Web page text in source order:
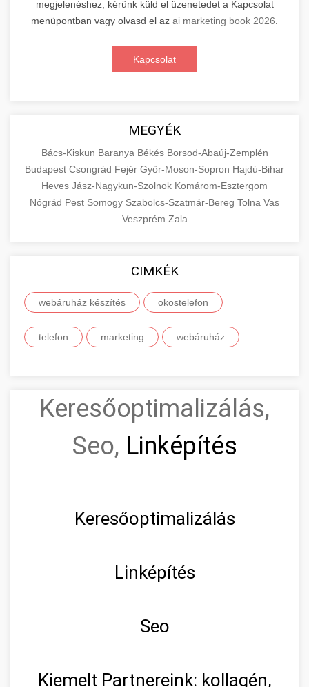
megjelenéshez, kérünk küld el üzenetedet a Kapcsolat
menüpontban vagy olvasd el az ai marketing book 2026
Kapcsolat
MEGYÉK
Bács-Kiskun Baranya Békés Borsod-Abaúj-Zemplén
Budapest Csongrád Fejér Győr-Moson-Sopron Hajdú-Bihar
Heves Jász-Nagykun-Szolnok Komárom-Esztergom
Nógrád Pest Somogy Szabolcs-Szatmár-Bereg Tolna Vas
Veszprém Zala
CIMKÉK
webáruház készítés okostelefon
telefon marketing webáruház
Keresőoptimalizálás,
Seo, Linképítés
Keresőoptimalizálás
Linképítés
Seo
Kiemelt Partnereink: kollagén,